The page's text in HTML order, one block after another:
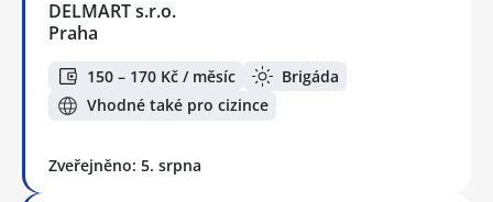
DELMART s.r.o.
Praha
150 – 170 Kč / měsíc
Brigáda
Vhodné také pro cizince
Zveřejněno: 5. srpna